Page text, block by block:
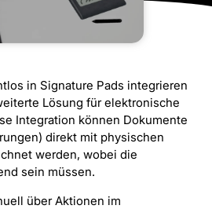
in Signature Pads integrieren
Lösung für elektronische
Integration können Dokumente
direkt mit physischen
werden, wobei die
sein müssen.
über Aktionen im